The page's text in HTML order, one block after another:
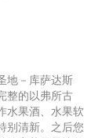
地－库萨达斯
整的以弗所古
水果酒、水果软
别清新。之后您